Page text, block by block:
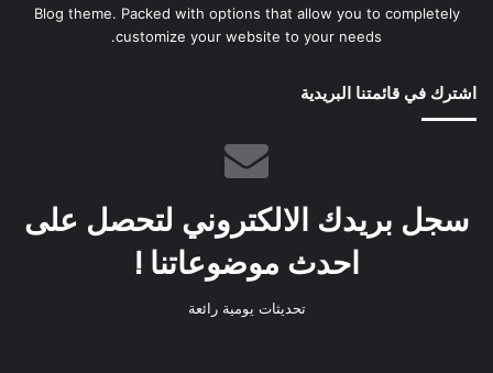
Blog theme. Packed with options that allow you to completely
customize your website to your needs.
اشترك في قائمتنا البريدية
سجل بريدك الالكتروني لتحصل على
احدث موضوعاتنا !
تحديثات يومية رائعة